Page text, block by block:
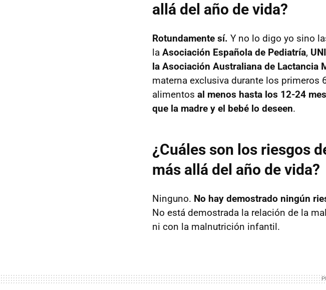
allá del año de vida?
Rotundamente sí. Y no lo digo yo sino
la Asociación Española de Pediatría,
la Asociación Australiana de Lactancia
materna exclusiva durante los
alimentos al menos hasta los 12-24
que la madre y el bebé lo deseen.
¿Cuáles son los riesgos
más allá del año de vida?
Ninguno. No hay demostrado ningún
No está demostrada la relación de la
ni con la malnutrición infantil.